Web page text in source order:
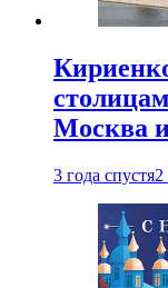
Москва
3 года спустя2